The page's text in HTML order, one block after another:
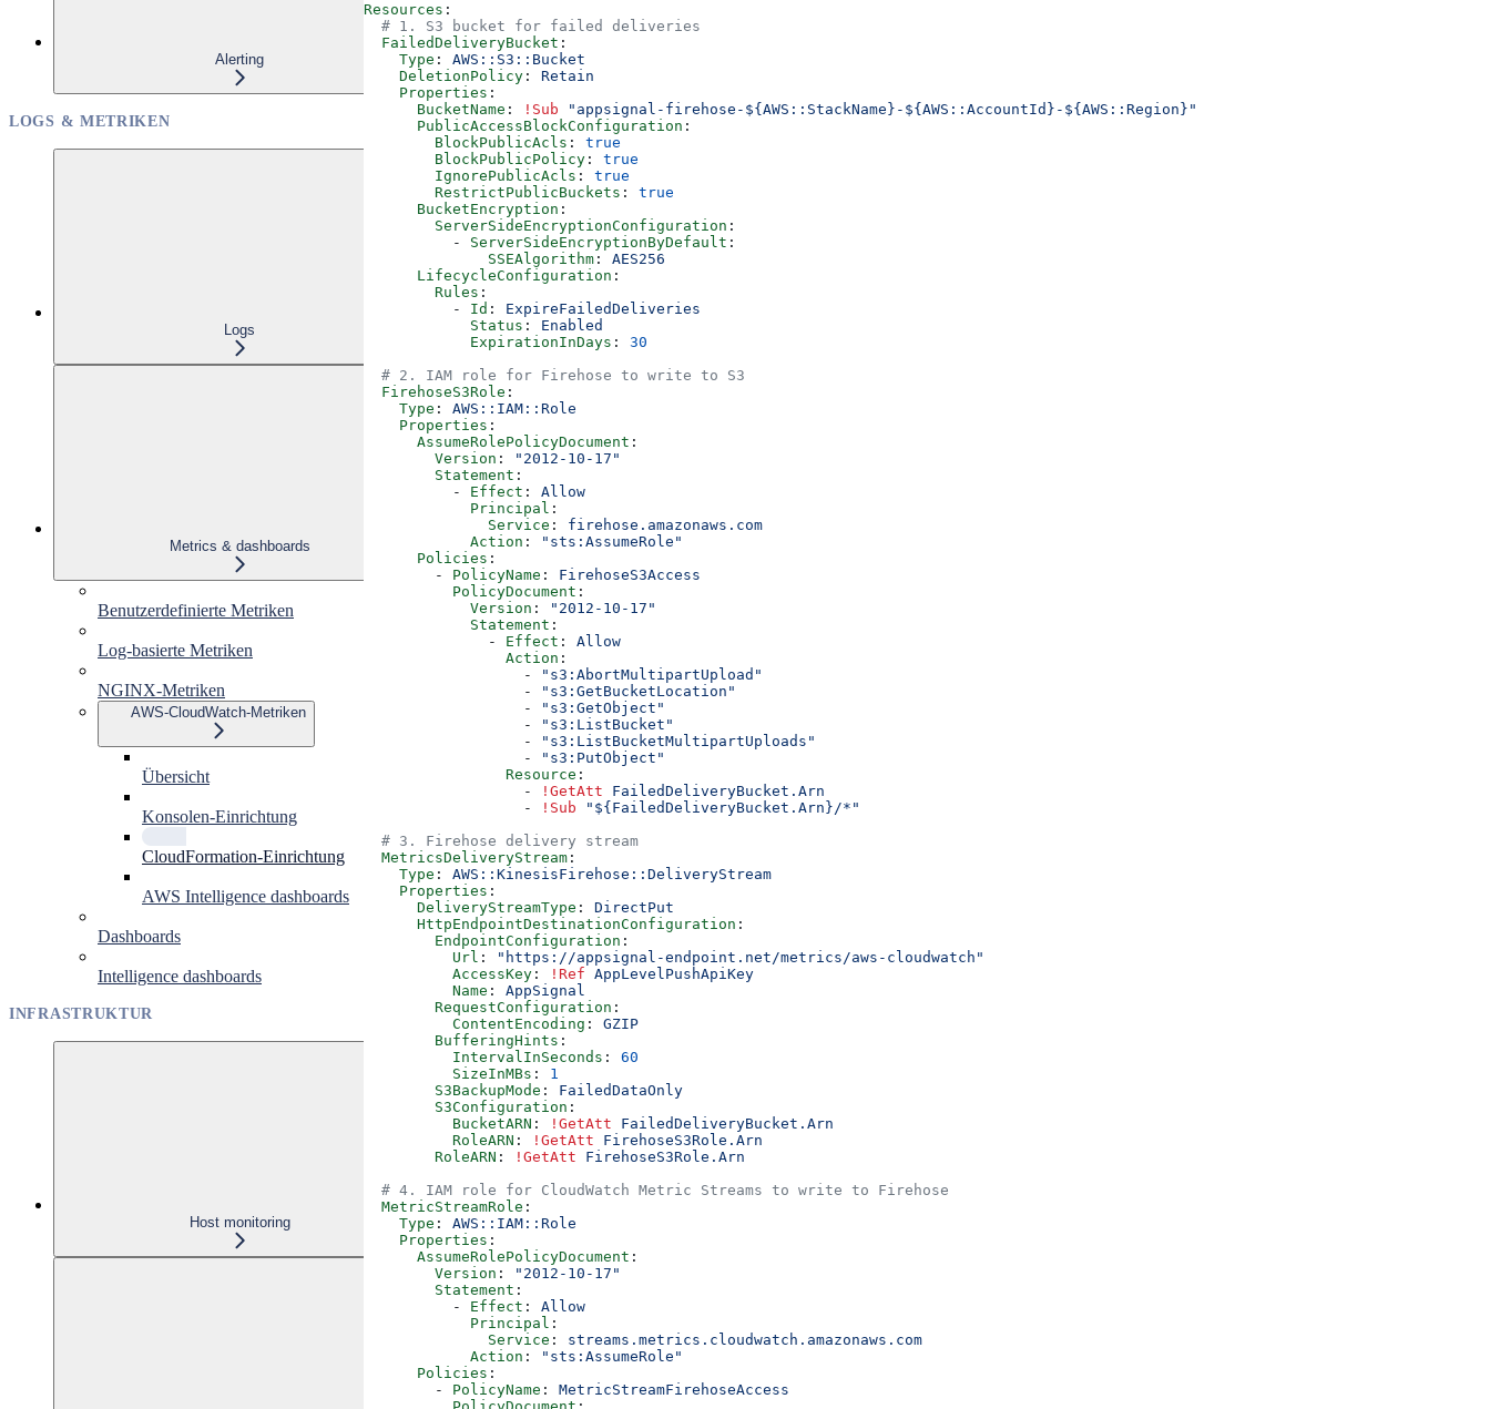
Alerting
LOGS & METRIKEN
Logs
Metrics & dashboards
Benutzerdefinierte Metriken
Log-basierte Metriken
NGINX-Metriken
AWS-CloudWatch-Metriken
Übersicht
Konsolen-Einrichtung
CloudFormation-Einrichtung
AWS Intelligence dashboards
Dashboards
Intelligence dashboards
INFRASTRUKTUR
Host monitoring
Resources :
  # 1. S3 bucket for failed deliveries
  FailedDeliveryBucket
:
    Type
: AWS::S3::Bucket
    DeletionPolicy
: Retain
    Properties
:
      BucketName
: !Sub "appsignal-firehose-${AWS::StackName}-${AWS::AccountId}-${AWS::Region}"
      PublicAccessBlockConfiguration
:
        BlockPublicAcls
: true
        BlockPublicPolicy
: true
        IgnorePublicAcls
: true
        RestrictPublicBuckets
: true
      BucketEncryption
:
        ServerSideEncryptionConfiguration
:
          -
ServerSideEncryptionByDefault :
              SSEAlgorithm
: AES256
      LifecycleConfiguration
:
        Rules
:
          -
Id : ExpireFailedDeliveries
            Status
: Enabled
            ExpirationInDays
: 30
  # 2. IAM role for Firehose to write to S3
  FirehoseS3Role
:
    Type
: AWS::IAM::Role
    Properties
:
      AssumeRolePolicyDocument
:
        Version
:
"2012-10-17"
        Statement
:
          -
Effect : Allow
            Principal
:
              Service
: firehose.amazonaws.com
            Action
:
"sts:AssumeRole"
      Policies
:
        -
PolicyName : FirehoseS3Access
          PolicyDocument
:
            Version
:
"2012-10-17"
            Statement
:
              -
Effect : Allow
                Action
:
                  -
"s3:AbortMultipartUpload"
                  -
"s3:GetBucketLocation"
                  -
"s3:GetObject"
                  -
"s3:ListBucket"
                  -
"s3:ListBucketMultipartUploads"
                  -
"s3:PutObject"
                Resource
:
                  -
!GetAtt FailedDeliveryBucket.Arn
                  -
!Sub "${FailedDeliveryBucket.Arn}/*"
  # 3. Firehose delivery stream
  MetricsDeliveryStream
:
    Type
: AWS::KinesisFirehose::DeliveryStream
    Properties
:
      DeliveryStreamType
: DirectPut
      HttpEndpointDestinationConfiguration
:
        EndpointConfiguration
:
          Url
:
"https://appsignal-endpoint.net/metrics/aws-cloudwatch"
          AccessKey
: !Ref AppLevelPushApiKey
          Name
: AppSignal
        RequestConfiguration
:
          ContentEncoding
: GZIP
        BufferingHints
:
          IntervalInSeconds
: 60
          SizeInMBs
: 1
        S3BackupMode
: FailedDataOnly
        S3Configuration
:
          BucketARN
: !GetAtt FailedDeliveryBucket.Arn
          RoleARN
: !GetAtt FirehoseS3Role.Arn
        RoleARN
: !GetAtt FirehoseS3Role.Arn
  # 4. IAM role for CloudWatch Metric Streams to write to Firehose
  MetricStreamRole
:
    Type
: AWS::IAM::Role
    Properties
:
      AssumeRolePolicyDocument
:
        Version
:
"2012-10-17"
        Statement
:
          -
Effect : Allow
            Principal
:
              Service
: streams.metrics.cloudwatch.amazonaws.com
            Action
:
"sts:AssumeRole"
      Policies
:
        -
PolicyName : MetricStreamFirehoseAccess